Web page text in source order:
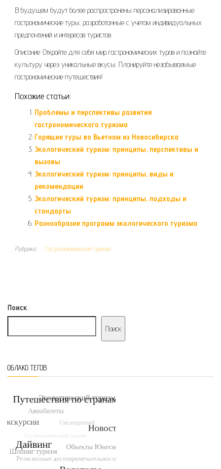
В будущем будут более распространены персонализированные
гастрономические туры, разработанные с учетом индивидуальных
предпочтений и интересов туристов.
Описание: Откройте для себя мир гастрономических туров и познайте
культуру через уникальные вкусы. Планируйте незабываемые
гастрономические путешествия!
Похожие статьи:
Проблемы и перспективы развития
гастрономического туризма
Горящие туры во Вьетнам из Новосибирска
Экологический туризм: принципы, перспективы и
вызовы
Экологический туризм: принципы, виды и
рекомендации
Экологический туризм: принципы, подходы и
стандарты
Разнообразие программ экологического туризма
Рубрика Гастрономический туризм
Поиск
Поиск
ОБЛАКО ТЕГОВ